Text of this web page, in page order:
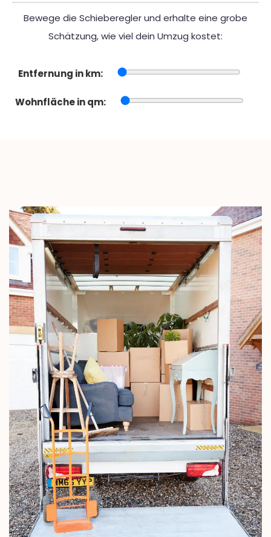
Bewege die Schieberegler und erhalte eine grobe
Schätzung, wie viel dein Umzug kostet:
Entfernung in km:
Wohnfläche in qm: